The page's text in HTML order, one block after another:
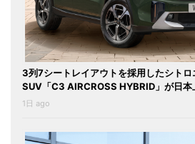
3列7シートレイアウトを採用したシトロ
SUV「C3 AIRCROSS HYBRID」が日本
1日 ago